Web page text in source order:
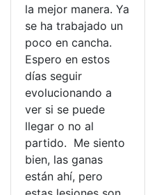
la mejor manera. Ya
se ha trabajado un
poco en cancha.
Espero en estos
días seguir
evolucionando a
ver si se puede
llegar o no al
partido. Me siento
bien, las ganas
están ahí, pero